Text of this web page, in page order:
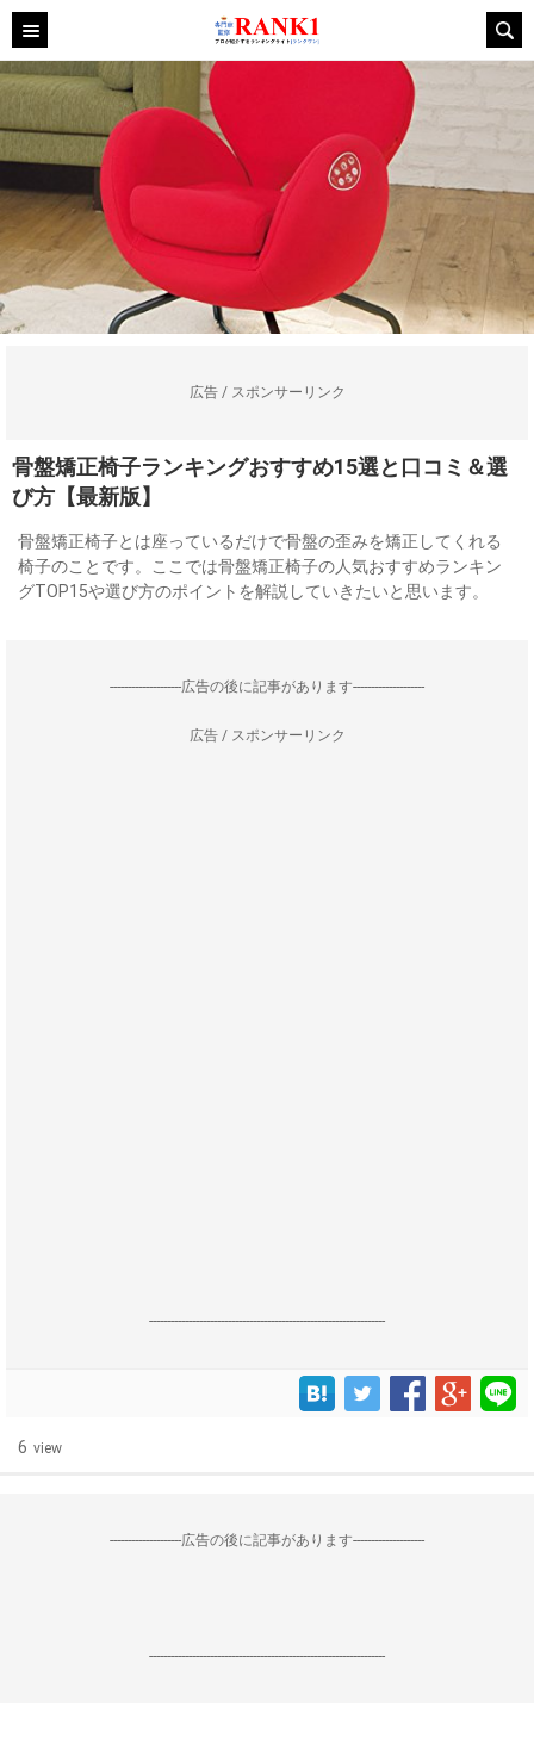
広告 / スポンサーリンク
骨盤矯正椅子ランキングおすすめ15選と口コミ＆選
び方【最新版】
骨盤矯正椅子とは座っているだけで骨盤の歪みを矯正してくれる
椅子のことです。ここでは骨盤矯正椅子の人気おすすめランキン
グTOP15や選び方のポイントを解説していきたいと思います。
--------------------広告の後に記事があります--------------------
広告 / スポンサーリンク
------------------------------------------------------------------
6 view
--------------------広告の後に記事があります--------------------
------------------------------------------------------------------